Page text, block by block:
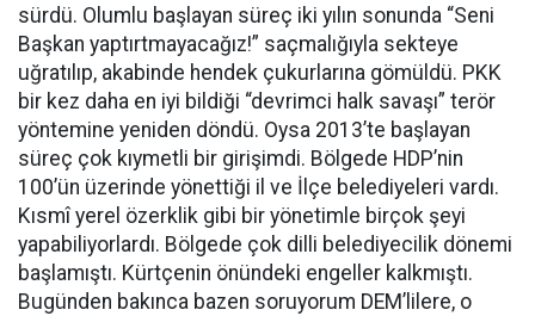
sürdü. Olumlu başlayan süreç iki yılın sonunda “Seni
Başkan yaptırtmayacağız!” saçmalığıyla sekteye
uğratılıp, akabinde hendek çukurlarına gömüldü. PKK
bir kez daha en iyi bildiği “devrimci halk savaşı” terör
yöntemine yeniden döndü. Oysa 2013’te başlayan
süreç çok kıymetli bir girişimdi. Bölgede HDP’nin
100’ün üzerinde yönettiği il ve İlçe belediyeleri vardı.
Kısmî yerel özerklik gibi bir yönetimle birçok şeyi
yapabiliyorlardı. Bölgede çok dilli belediyecilik dönemi
başlamıştı. Kürtçenin önündeki engeller kalkmıştı.
Bugünden bakınca bazen soruyorum DEM’lilere, o